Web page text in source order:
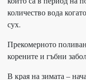
количество вода
сух.
Прекомерното
корените и гъбни
В края на зимата –